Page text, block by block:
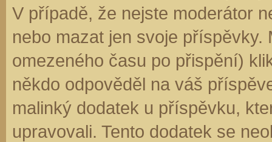
V případě, že nejste moderátor
nebo mazat jen svoje
omezeného času po přispění)
někdo odpověděl na váš
malinký dodatek u příspěvku,
upravovali. Tento dodatek se